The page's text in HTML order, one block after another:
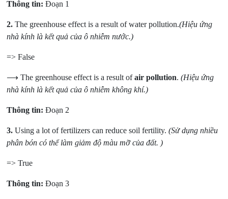
Thông tin: Đoạn 1
2.The greenhouse effect is a result of water pollution.(Hiệu ứng
nhà kính là kết quả của ô nhiễm nước.)
=> False
⟶ The greenhouse effect is a result ofair pollution.(Hiệu ứng
nhà kính là kết quả của ô nhiễm không khí.)
Thông tin: Đoạn 2
3. Using a lot of fertilizers can reduce soil fertility.(Sử dụng nhiều
phân bón có thể làm giảm độ màu mỡ của đất. )
=> True
Thông tin: Đoạn 3